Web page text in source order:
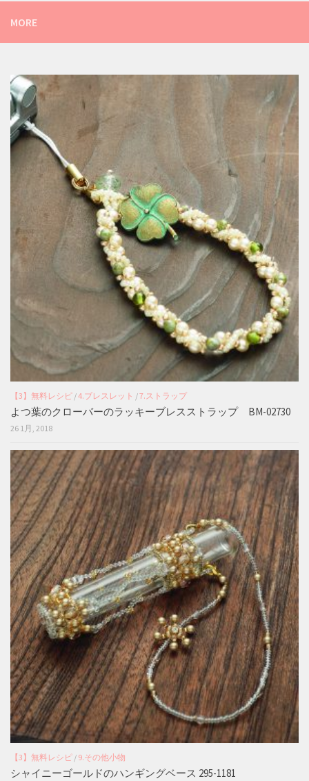
MORE
【3】無料レシピ /4.ブレスレット /7.ストラップ
よつ葉のクローバーのラッキーブレスストラップ BM-02730
26 1月, 2018
【3】無料レシピ / 9.その他小物
シャイニーゴールドのハンギングベース 295-1181